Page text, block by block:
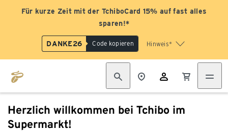
Für kurze Zeit mit der TchiboCard 15% auf fast alles
sparen!*
DANKE26 Code kopieren Hinweis*
Herzlich willkommen bei Tchibo im
Supermarkt!